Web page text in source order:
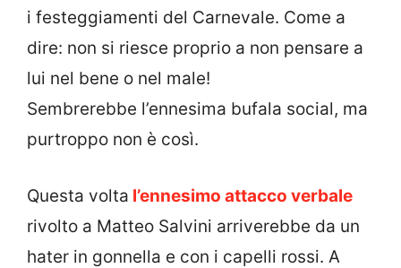
i festeggiamenti del Carnevale. Come a
dire: non si riesce proprio a non pensare a
lui nel bene o nel male!
Sembrerebbe l’ennesima bufala social, ma
purtroppo non è così.
Questa volta l’ennesimo attacco verbale
rivolto a Matteo Salvini arriverebbe da un
hater in gonnella e con i capelli rossi. A